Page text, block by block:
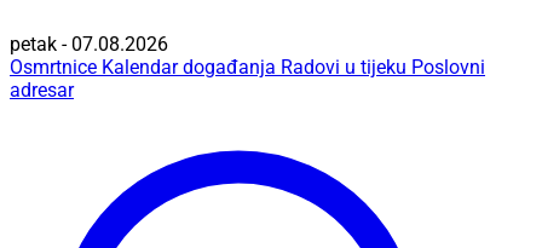
petak - 07.08.2026
Osmrtnice Kalendar događanja Radovi u tijeku Poslovni
adresar